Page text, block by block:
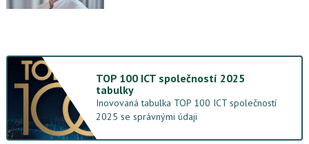
TOP 100 ICT společností 2025
tabulky
Inovovaná tabulka TOP 100 ICT společností
2025 se správnými údaji